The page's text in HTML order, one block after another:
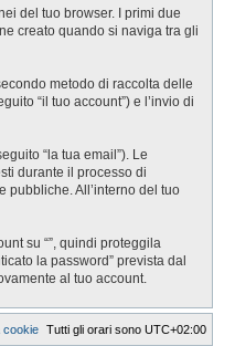
del tuo browser. I primi due
creato quando si naviga tra gli
metodo di raccolta delle
“il tuo account”) e l’invio di
“la tua email”). Le
durante il processo di
pubbliche. All’interno del tuo
su “”, quindi proteggila
la password” prevista dal
al tuo account.
Tutti gli orari sono UTC+02:00
cookie